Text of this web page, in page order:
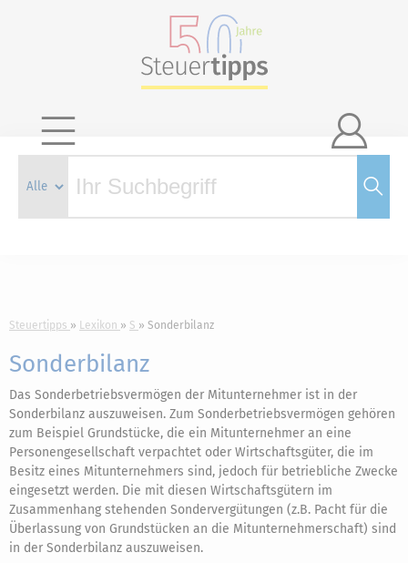

Steuertipps Lexikon S Sonderbilanz
Sonderbilanz
Das Sonderbetriebsvermögen der Mitunternehmer ist in der
Sonderbilanz auszuweisen. Zum Sonderbetriebsvermögen gehören
zum Beispiel Grundstücke, die ein Mitunternehmer an eine
Personengesellschaft verpachtet oder Wirtschaftsgüter, die im
Besitz eines Mitunternehmers sind, jedoch für betriebliche Zwecke
eingesetzt werden. Die mit diesen Wirtschaftsgütern im
Zusammenhang stehenden Sondervergütungen (z.B. Pacht für die
Überlassung von Grundstücken an die Mitunternehmerschaft) sind
in der Sonderbilanz auszuweisen.